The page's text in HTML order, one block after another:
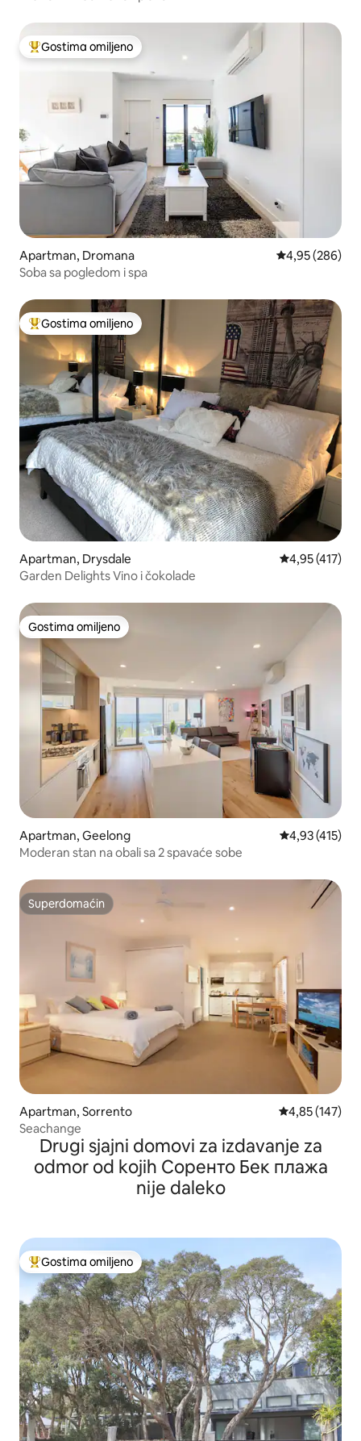
Najuspešniji među gostima omiljenim
Gostima omiljeno
Apartman, Dromana Prosečna
4,95 (286)
Soba sa pogledom i spa
Najuspešniji među gostima omiljenim
Gostima omiljeno
Apartman, Drysdale Prosečna
4,95 (417)
Garden Delights Vino i čokolade
Gostima omiljeno
Gostima omiljeno
Apartman, Geelong Prosečna
4,93 (415)
Moderan stan na obali sa 2 spavaće sobe
Superdomaćin
Superdomaćin
Apartman, Sorrento Prosečna
4,85 (147)
Seachange
Drugi sjajni domovi za izdavanje za
odmor od kojih Соренто Бек плажа
nije daleko
Najuspešniji među gostima omiljenim
Gostima omiljeno